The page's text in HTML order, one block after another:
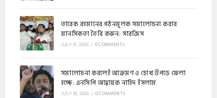
​​তারেক রহমানের গঠনমূলক সমালোচনা করার
মানসিকতা তৈরি করুন: সারজিস
JULY 31, 2026 / 0 COMMENTS
সমালোচনা করলেই আক্রমণ ও চোখ উপড়ে ফেলা
হচ্ছে: এনসিপি আহ্বায়ক নাহিদ ইসলাম
JULY 30, 2026 / 0 COMMENTS